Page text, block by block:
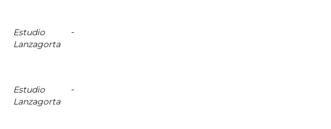
Estudio
Lanzagorta
-
Estudio
Lanzagorta
-